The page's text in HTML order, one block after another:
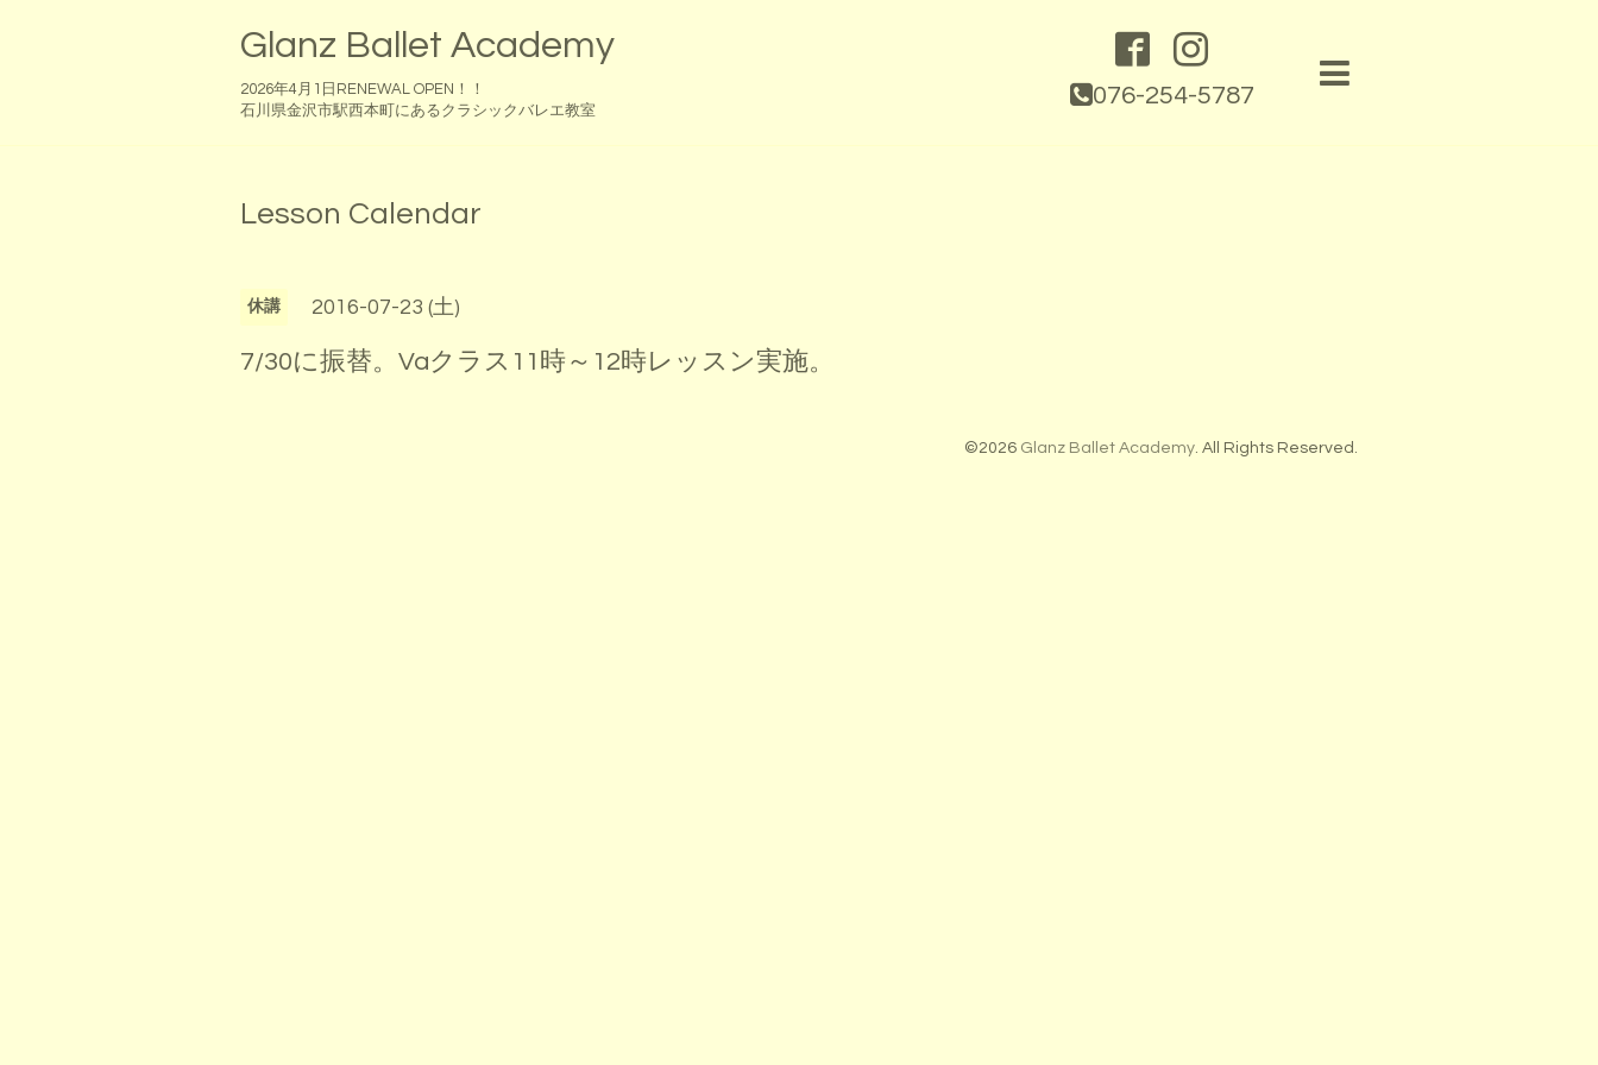
076-254-5787
Glanz Ballet Academy
2026年4月1日RENEWAL OPEN！！
石川県金沢市駅西本町にあるクラシックバレエ教室
Lesson Calendar
休講 2016-07-23 (土)
7/30に振替。Vaクラス11時～12時レッスン実施。
©2026 Glanz Ballet Academy. All Rights Reserved.